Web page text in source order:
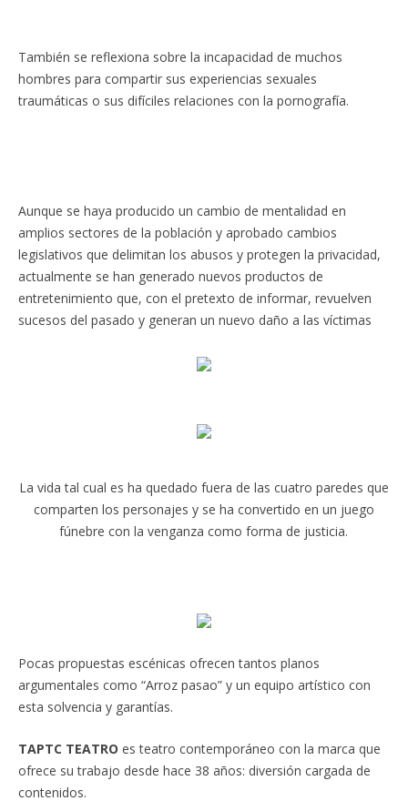
También se reflexiona sobre la incapacidad de muchos
hombres para compartir sus experiencias sexuales
traumáticas o sus difíciles relaciones con la pornografía.
Aunque se haya producido un cambio de mentalidad en
amplios sectores de la población y aprobado cambios
legislativos que delimitan los abusos y protegen la privacidad,
actualmente se han generado nuevos productos de
entretenimiento que, con el pretexto de informar, revuelven
sucesos del pasado y generan un nuevo daño a las víctimas
La vida tal cual es ha quedado fuera de las cuatro paredes que
comparten los personajes y se ha convertido en un juego
fúnebre con la venganza como forma de justicia.
Pocas propuestas escénicas ofrecen tantos planos
argumentales como “Arroz pasao” y un equipo artístico con
esta solvencia y garantías.
TAPTC TEATRO es teatro contemporáneo con la marca que
ofrece su trabajo desde hace 38 años: diversión cargada de
contenidos.